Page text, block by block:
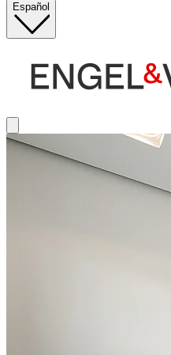
Español